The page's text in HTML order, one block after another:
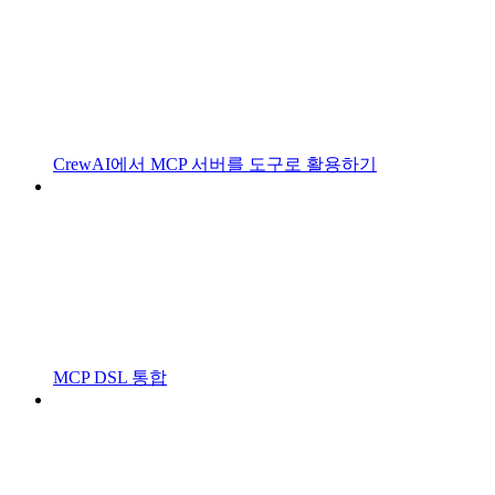
CrewAI에서 MCP 서버를 도구로 활용하기
MCP DSL 통합